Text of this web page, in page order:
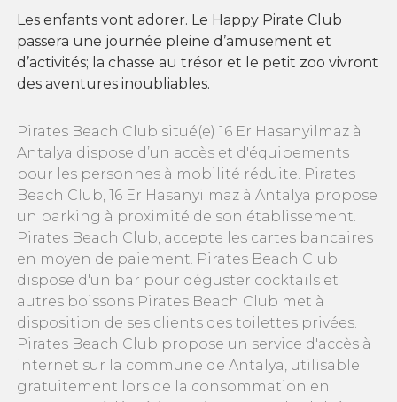
Les enfants vont adorer. Le Happy Pirate Club
passera une journée pleine d’amusement et
d’activités; la chasse au trésor et le petit zoo vivront
des aventures inoubliables.
Pirates Beach Club situé(e) 16 Er Hasanyilmaz à
Antalya dispose d’un accès et d'équipements
pour les personnes à mobilité réduite. Pirates
Beach Club, 16 Er Hasanyilmaz à Antalya propose
un parking à proximité de son établissement.
Pirates Beach Club, accepte les cartes bancaires
en moyen de paiement. Pirates Beach Club
dispose d'un bar pour déguster cocktails et
autres boissons Pirates Beach Club met à
disposition de ses clients des toilettes privées.
Pirates Beach Club propose un service d'accès à
internet sur la commune de Antalya, utilisable
gratuitement lors de la consommation en